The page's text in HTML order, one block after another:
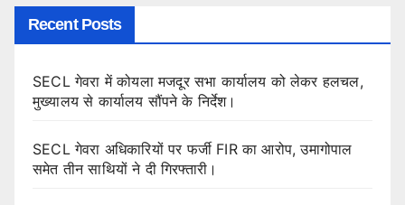
Recent Posts
SECL गेवरा में कोयला मजदूर सभा कार्यालय को लेकर हलचल,
मुख्यालय से कार्यालय सौंपने के निर्देश।
SECL गेवरा अधिकारियों पर फर्जी FIR का आरोप, उमागोपाल
समेत तीन साथियों ने दी गिरफ्तारी।